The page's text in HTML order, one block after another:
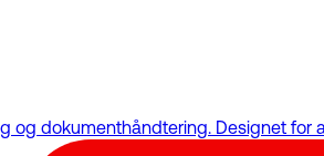
og dokumenthåndtering. Designet for